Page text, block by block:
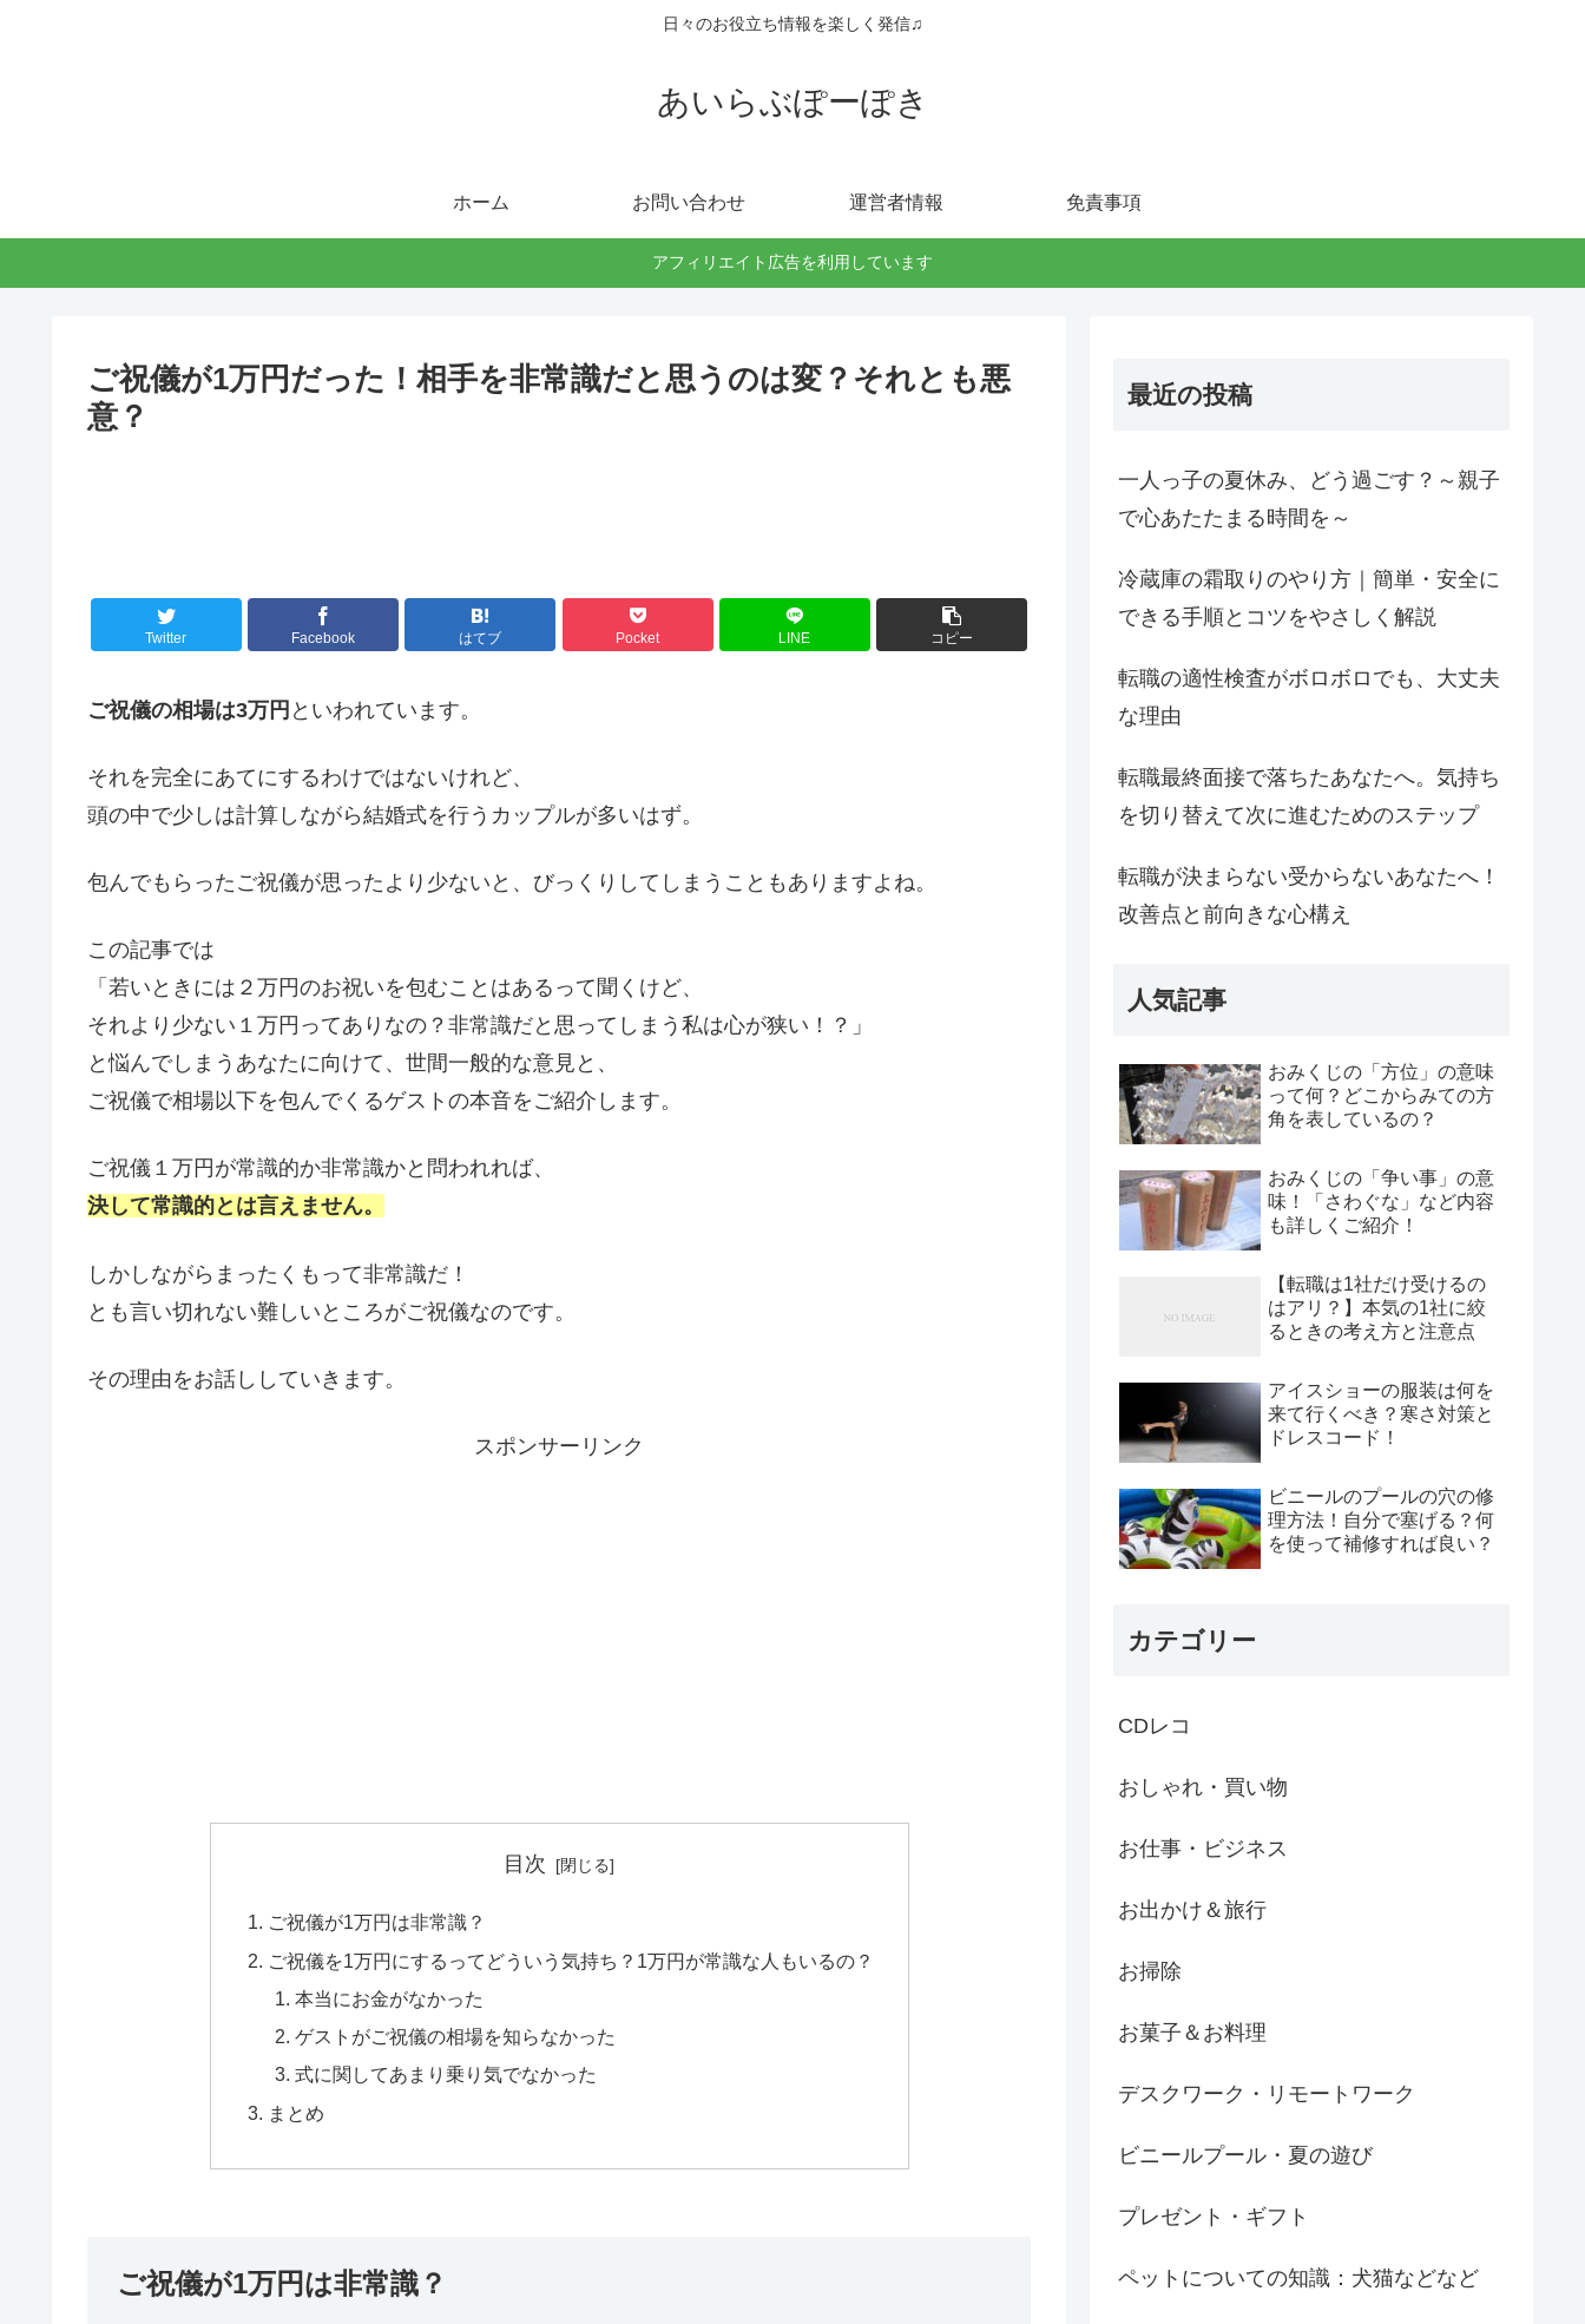
日々のお役立ち情報を楽しく発信♫
あいらぶぽーぽき
ホーム お問い合わせ 運営者情報 免責事項
アフィリエイト広告を利用しています
ご祝儀が1万円だった！相手を非常識だと思うのは変？それとも悪
意？
Twitter Facebook はてブ Pocket LINE コピー
ご祝儀の相場は3万円 といわれています。
それを完全にあてにするわけではないけれど、
頭の中で少しは計算しながら結婚式を行うカップルが多いはず。
包んでもらったご祝儀が思ったより少ないと、びっくりしてしまうこともありますよね。
この記事では
「若いときには２万円のお祝いを包むことはあるって聞くけど、
それより少ない１万円ってありなの？非常識だと思ってしまう私は心が狭い！？」
と悩んでしまうあなたに向けて、世間一般的な意見と、
ご祝儀で相場以下を包んでくるゲストの本音をご紹介します。
ご祝儀１万円が常識的か非常識かと問われれば、
決して常識的とは言えません。
しかしながらまったくもって非常識だ！
とも言い切れない難しいところがご祝儀なのです。
その理由をお話ししていきます。
スポンサーリンク
目次
ご祝儀が1万円は非常識？
ご祝儀を1万円にするってどういう気持ち？1万円が常識な人もいるの？
本当にお金がなかった
ゲストがご祝儀の相場を知らなかった
式に関してあまり乗り気でなかった
まとめ
ご祝儀が1万円は非常識？
最近の投稿
一人っ子の夏休み、どう過ごす？～親子
で心あたたまる時間を～
冷蔵庫の霜取りのやり方｜簡単・安全に
できる手順とコツをやさしく解説
転職の適性検査がボロボロでも、大丈夫
な理由
転職最終面接で落ちたあなたへ。気持ち
を切り替えて次に進むためのステップ
転職が決まらない受からないあなたへ！
改善点と前向きな心構え
人気記事
おみくじの「方位」の意味
って何？どこからみての方
角を表しているの？
おみくじの「争い事」の意
味！「さわぐな」など内容
も詳しくご紹介！
【転職は1社だけ受けるの
はアリ？】本気の1社に絞
るときの考え方と注意点
アイスショーの服装は何を
来て行くべき？寒さ対策と
ドレスコード！
ビニールのプールの穴の修
理方法！自分で塞げる？何
を使って補修すれば良い？
カテゴリー
CDレコ
おしゃれ・買い物
お仕事・ビジネス
お出かけ＆旅行
お掃除
お菓子＆お料理
デスクワーク・リモートワーク
ビニールプール・夏の遊び
プレゼント・ギフト
ペットについての知識：犬猫などなど